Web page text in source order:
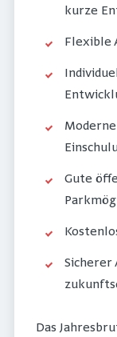
kurze
Flexible
Gute
Sicherer
Das